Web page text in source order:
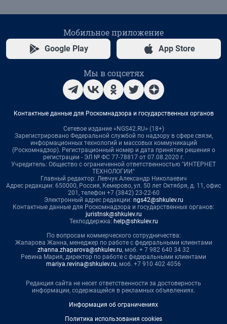
Мобильное приложение
Google Play App Store
Мы в соцсетях
Контактные данные для Роскомнадзора и государственных органов
Сетевое издание «NGS42.RU» (18+)
Зарегистрировано Федеральной службой по надзору в сфере связи,
информационных технологий и массовых коммуникаций
(Роскомнадзор). Регистрационный номер и дата принятия решения о
регистрации - ЭЛ № ФС 77-78817 от 07.08.2020 г.
Учредитель: Общество с ограниченной ответственностью "ИНТЕРНЕТ
ТЕХНОЛОГИИ"
Главный редактор: Левчук Александр Николаевич
Адрес редакции: 650000, Россия, Кемерово, ул. 50 лет Октября, д. 11, офис
201, телефон +7 (3842) 23-22-60
Электронный адрес редакции: ngs42@shkulev.ru
Контактные данные для Роскомнадзора и государственных органов:
juristnsk@shkulev.ru
Техподдержка: help@shkulev.ru
По вопросам коммерческого сотрудничества:
Жапарова Жанна, менеджер по работе с федеральными клиентами
zhanna.zhaparova@shkulev.ru, моб. + 7 982 640 34 32
Ревина Мария, директор по работе с федеральными клиентами
mariya.revina@shkulev.ru, моб. +7 910 402 4056
Редакция сайта не несет ответственности за достоверность
информации, содержащейся в рекламных объявлениях.
Информация об ограничениях
Политика использования cookies